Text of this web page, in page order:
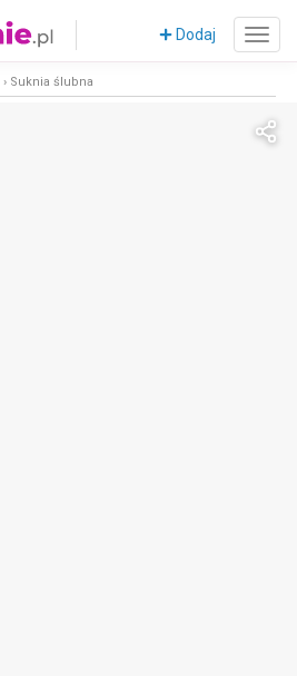
Dodaj
› Suknia ślubna